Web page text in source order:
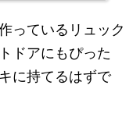
っているリュック
ドアにもぴった
に持てるはずで